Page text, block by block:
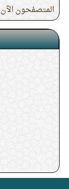
المتصفحون الآن